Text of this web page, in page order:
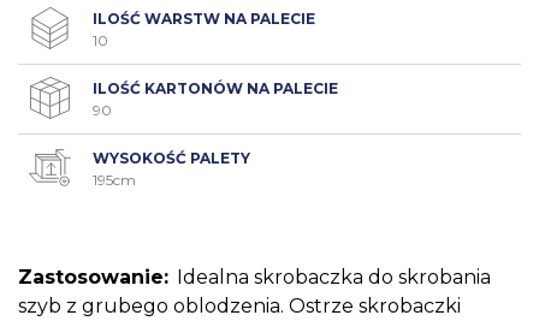
ILOŚĆ WARSTW NA PALECIE
10
ILOŚĆ KARTONÓW NA PALECIE
90
WYSOKOŚĆ PALETY
195cm
Zastosowanie: Idealna skrobaczka do skrobania
szyb z grubego oblodzenia. Ostrze skrobaczki